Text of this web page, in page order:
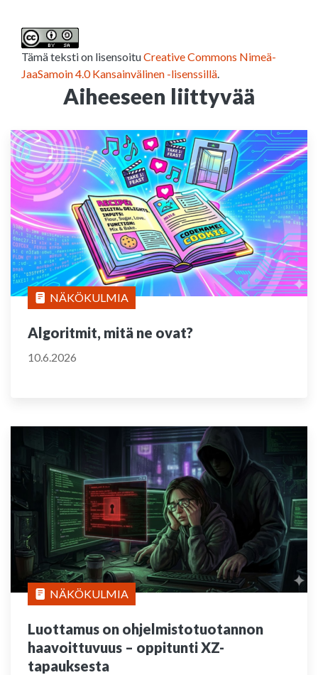
Tämä teksti on lisensoituCreative Commons Nimeä-
JaaSamoin 4.0 Kansainvälinen -lisenssillä
Aiheeseen liittyvää
NÄKÖKULMIA
Algoritmit, mitä ne ovat?
10.6.2026
NÄKÖKULMIA
Luottamus on ohjelmistotuotannon
haavoittuvuus – oppitunti XZ-
tapauksesta